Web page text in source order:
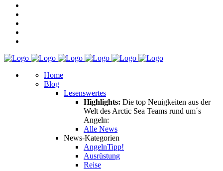
Home
Blog
Lesenswertes
Highlights: Die top Neuigkeiten aus der
Welt des Arctic Sea Teams rund um´s
Angeln:
Alle News
News-Kategorien
AngelnTipp!
Ausrüstung
Reise